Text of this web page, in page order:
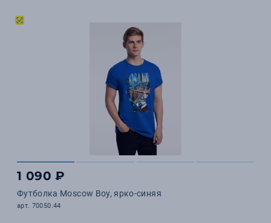
1 090 ₽
Футболка Moscow Boy, ярко-синяя
арт. 70050.44